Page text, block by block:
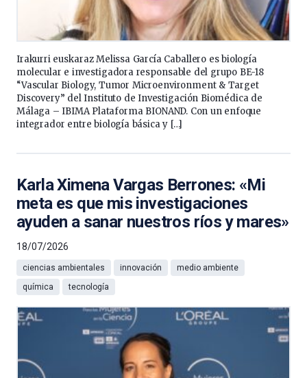
Irakurri euskaraz Melissa García Caballero es biología
molecular e investigadora responsable del grupo BE-18
“Vascular Biology, Tumor Microenvironment & Target
Discovery” del Instituto de Investigación Biomédica de
Málaga – IBIMA Plataforma BIONAND. Con un enfoque
integrador entre biología básica y […]
Karla Ximena Vargas Berrones: «Mi
meta es que mis investigaciones
ayuden a sanar nuestros ríos y mares»
18/07/2026
ciencias ambientales innovación
medio ambiente
química
tecnología